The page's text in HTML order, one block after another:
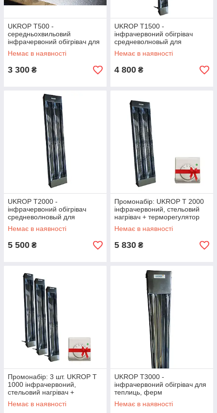
UKROP T500 -
середньохвильовий
інфрачервоний обігрівач для
теплиць, тварин, холодних
будівель
Немає в наявності
3 300 ₴
UKROP Т1500 -
інфрачервоний обігрівач
средневолновый для
теплиць, холодних будівель
Немає в наявності
4 800 ₴
UKROP Т2000 -
інфрачервоний обігрівач
средневолновый для
теплиць, холодних будівель
Немає в наявності
5 500 ₴
Промонабір: UKROP T 2000
інфрачервоний, стельовий
нагрівач + терморегулятор
GLORYAL WSK-7B-2
Немає в наявності
5 830 ₴
Промонабір: 3 шт. UKROP T
1000 інфрачервоний,
стельовий нагрівач +
терморегулятор GLORYAL
WSK-7B-2
Немає в наявності
UKROP Т3000 -
інфрачервоний обігрівач для
теплиць, ферм
Немає в наявності